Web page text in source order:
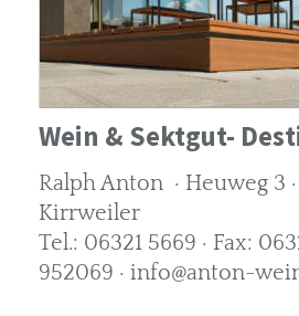
Wein & Sektgut-
Ralph Anton · Heuweg 3
Kirrweiler
Tel.: 06321 5669 · Fax:
952069 · info@anton-